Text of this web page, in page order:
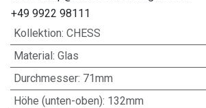
+49 9922 98111
Kollektion: CHESS
Material: Glas
Durchmesser: 71mm
Höhe (unten-oben): 132mm